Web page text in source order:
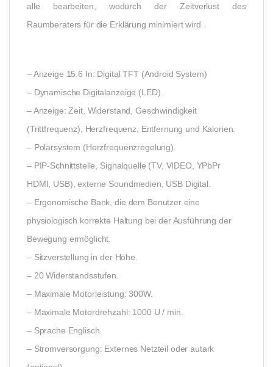
alle bearbeiten, wodurch der Zeitverlust des
Raumberaters für die Erklärung minimiert wird .
– Anzeige 15.6 In: Digital TFT (Android System)
– Dynamische Digitalanzeige (LED).
– Anzeige: Zeit, Widerstand, Geschwindigkeit
(Trittfrequenz), Herzfrequenz, Entfernung und Kalorien.
– Polarsystem (Herzfrequenzregelung).
– PIP-Schnittstelle, Signalquelle (TV, VIDEO, YPbPr
HDMI, USB), externe Soundmedien, USB Digital.
– Ergonomische Bank, die dem Benutzer eine
physiologisch korrekte Haltung bei der Ausführung der
Bewegung ermöglicht.
– Sitzverstellung in der Höhe.
– 20 Widerstandsstufen.
– Maximale Motorleistung: 300W.
– Maximale Motordrehzahl: 1000 U / min.
– Sprache Englisch.
– Stromversorgung: Externes Netzteil oder autark